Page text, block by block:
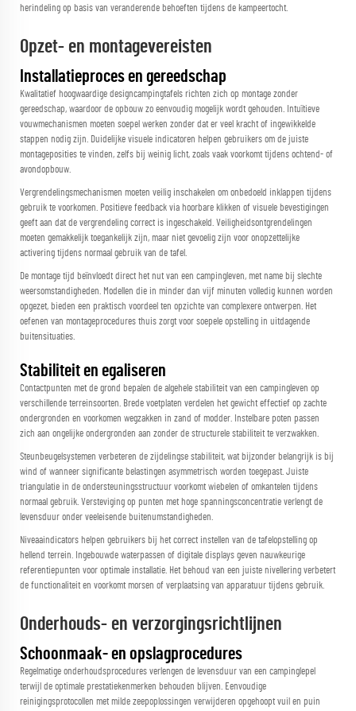
herindeling op basis van veranderende behoeften tijdens de kampeertocht.
Opzet- en montagevereisten
Installatieproces en gereedschap
Kwalitatief hoogwaardige designcampingtafels richten zich op montage zonder
gereedschap, waardoor de opbouw zo eenvoudig mogelijk wordt gehouden. Intuïtieve
vouwmechanismen moeten soepel werken zonder dat er veel kracht of ingewikkelde
stappen nodig zijn. Duidelijke visuele indicatoren helpen gebruikers om de juiste
montageposities te vinden, zelfs bij weinig licht, zoals vaak voorkomt tijdens ochtend- of
avondopbouw.
Vergrendelingsmechanismen moeten veilig inschakelen om onbedoeld inklappen tijdens
gebruik te voorkomen. Positieve feedback via hoorbare klikken of visuele bevestigingen
geeft aan dat de vergrendeling correct is ingeschakeld. Veiligheidsontgrendelingen
moeten gemakkelijk toegankelijk zijn, maar niet gevoelig zijn voor onopzettelijke
activering tijdens normaal gebruik van de tafel.
De montage tijd beïnvloedt direct het nut van een campingleven, met name bij slechte
weersomstandigheden. Modellen die in minder dan vijf minuten volledig kunnen worden
opgezet, bieden een praktisch voordeel ten opzichte van complexere ontwerpen. Het
oefenen van montageprocedures thuis zorgt voor soepele opstelling in uitdagende
buitensituaties.
Stabiliteit en egaliseren
Contactpunten met de grond bepalen de algehele stabiliteit van een campingleven op
verschillende terreinsoorten. Brede voetplaten verdelen het gewicht effectief op zachte
ondergronden en voorkomen wegzakken in zand of modder. Instelbare poten passen
zich aan ongelijke ondergronden aan zonder de structurele stabiliteit te verzwakken.
Steunbeugelsystemen verbeteren de zijdelingse stabiliteit, wat bijzonder belangrijk is bij
wind of wanneer significante belastingen asymmetrisch worden toegepast. Juiste
triangulatie in de ondersteuningsstructuur voorkomt wiebelen of omkantelen tijdens
normaal gebruik. Versteviging op punten met hoge spanningsconcentratie verlengt de
levensduur onder veeleisende buitenumstandigheden.
Niveaaindicators helpen gebruikers bij het correct instellen van de tafelopstelling op
hellend terrein. Ingebouwde waterpassen of digitale displays geven nauwkeurige
referentiepunten voor optimale installatie. Het behoud van een juiste nivellering verbetert
de functionaliteit en voorkomt morsen of verplaatsing van apparatuur tijdens gebruik.
Onderhouds- en verzorgingsrichtlijnen
Schoonmaak- en opslagprocedures
Regelmatige onderhoudsprocedures verlengen de levensduur van een campinglepel
terwijl de optimale prestatiekenmerken behouden blijven. Eenvoudige
reinigingsprotocollen met milde zeepoplossingen verwijderen opgehoopt vuil en puin